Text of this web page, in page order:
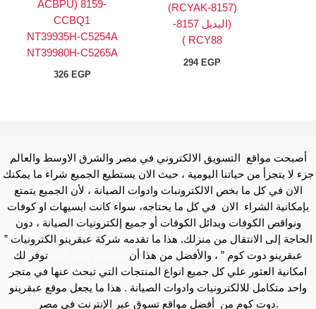
(8157-RCYAK)
(البديل 8157-
RCY88 )
294EGP
ACBPU) 8159-
CCBQ1
NT39935H-C5254A
NT39980H-C5265A
326 EGP
أصبحت مواقع التسويق الالكتروني في مصر والشرق الاوسط والعالم
جزء لا يتجزأ من حياتنا اليومية ، حيث الان يستطيع الجميع شراء ما يمكنك
الان في كل ما بخص الالكترونبات وادوات الصيانة ، لأن الجميع يتمتع
بإمكانية الشراء الان في كل ما يحتاجه، سواء كانت ايسيهات او كوفات
ونواقص الكوفات وبدائل الكوفات أو جميع إلكترونيات الصيانة ، دون
الحاجة إلى الانتقال من منزلك. هذا ما تقدمه شركة عبقرينو الكترونيات ”
عبقرينو دوت كوم ” ، والأفضل من هذا أن
توفر لك
امكانية العثور علي كل جميع انواع المنتجات التي تبحث عنها في متجر
واحد متكامل للالكترونيات وادوات الصيانة . هذا ما يجعل موقع عبقرينو
دوت كوم من أفضل مواقع تسوق عبر الإنترنت في مصر.